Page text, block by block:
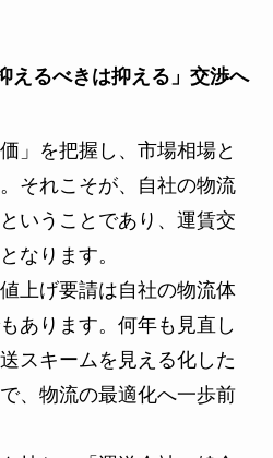
えるべきは抑える」交渉へ
」を把握し、市場相場と
それこそが、自社の物流
いうことであり、運賃交
なります。
上げ要請は自社の物流体
あります。何年も見直し
スキームを見える化した
、物流の最適化へ一歩前